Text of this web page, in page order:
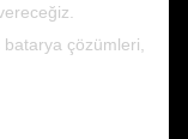
batarya çözümleri,